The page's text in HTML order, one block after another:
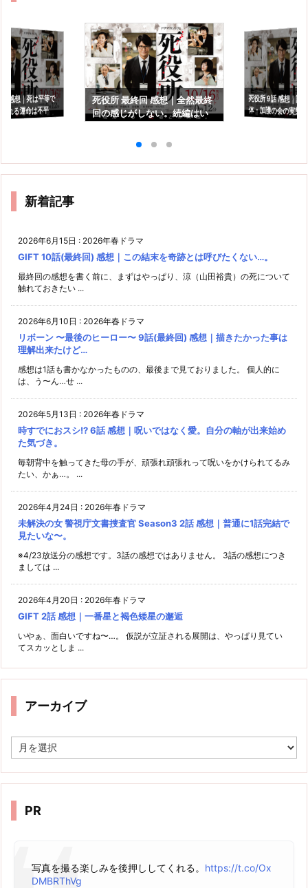
感想｜死は平等で
れる運命は不平
死役所 最終回 感想｜全然最終
回の感じがしない。続編はい
死役所 9話 感想｜謎
体・加護の会の実態
れる
新着記事
2026年6月15日 : 2026年春ドラマ
GIFT 10話(最終回) 感想｜この結末を奇跡とは呼びたくない…。
最終回の感想を書く前に、まずはやっぱり、涼（山田裕貴）の死について
触れておきたい ...
2026年6月10日 : 2026年春ドラマ
リボーン 〜最後のヒーロー〜 9話(最終回) 感想｜描きたかった事は
理解出来たけど…
感想は1話も書かなかったものの、最後まで見ておりました。 個人的に
は、う〜ん…せ ...
2026年5月13日 : 2026年春ドラマ
時すでにおスシ!? 6話 感想｜呪いではなく愛。自分の軸が出来始め
た気づき。
毎朝背中を触ってきた母の手が、頑張れ頑張れって呪いをかけられてるみ
たい、かぁ…。 ...
2026年4月24日 : 2026年春ドラマ
未解決の女 警視庁文書捜査官 Season3 2話 感想｜普通に1話完結で
見たいな〜。
※4/23放送分の感想です。3話の感想ではありません。 3話の感想につき
ましては ...
2026年4月20日 : 2026年春ドラマ
GIFT 2話 感想｜一番星と褐色矮星の邂逅
いやぁ、面白いですね〜…。 仮説が立証される展開は、やっぱり見てい
てスカッとしま ...
アーカイブ
ー
イ
PR
写真を撮る楽しみを後押ししてくれる。 https://t.co/Ox
DMBRThVg